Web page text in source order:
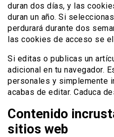
duran dos días, y las
duran un año. Si
perdurará durante dos
las cookies de acceso se
Si editas o publicas un
adicional en tu navegador.
personales y simplemente
acabas de editar. Caduca
Contenido
sitios web